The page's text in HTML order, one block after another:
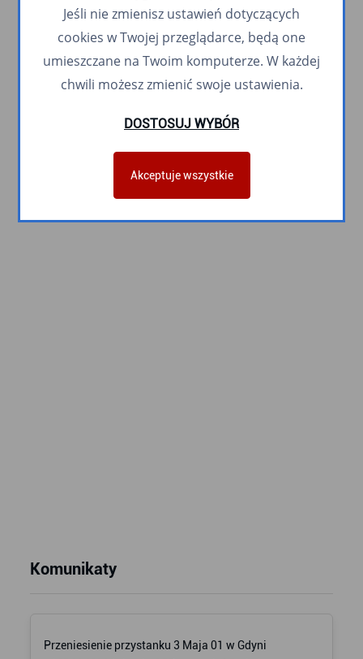
Komunikaty
Przeniesienie przystanku 3 Maja 01 w Gdyni
Jeśli nie zmienisz ustawień dotyczących
cookies w Twojej przeglądarce, będą one
umieszczane na Twoim komputerze. W każdej
chwili możesz zmienić swoje ustawienia.
DOSTOSUJ WYBÓR
Akceptuje wszystkie